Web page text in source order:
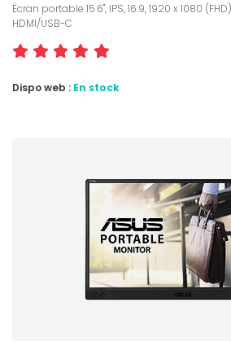
Écran portable 15.6", IPS, 16:9, 1920 x 1080
HDMI/USB-C
Dispo web : En stock